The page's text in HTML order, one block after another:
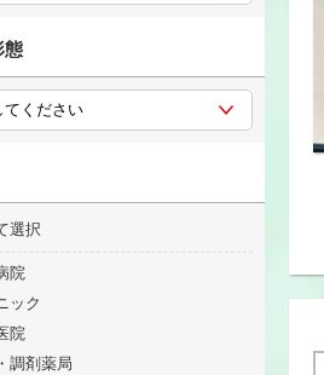
態
選択
院
ック
院
調剤薬局